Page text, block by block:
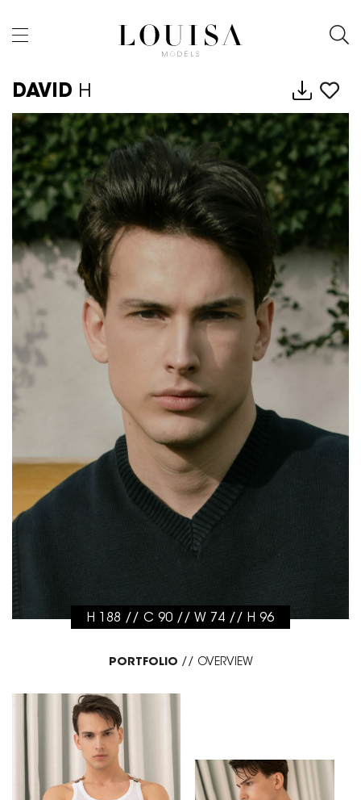
DAVID H
H 188 // C 90 // W 74 // H 96
PORTFOLIO // OVERVIEW